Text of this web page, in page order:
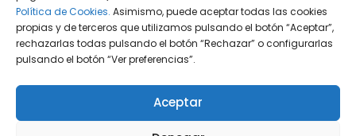
Política de Cookies. Asimismo, puede aceptar todas las cookies
propias y de terceros que utilizamos pulsando el botón “Aceptar”,
rechazarlas todas pulsando el botón “Rechazar” o configurarlas
pulsando el botón “Ver preferencias”.
Aceptar
Prensa(2)
Propiedad intelectual e industrial
Protección de datos (40)